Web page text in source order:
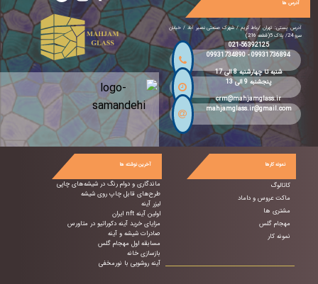
آخرین نوشته ها
ماندگاری و دوام رنگ در شیشه‌های چاپی
طرح‌های قابل چاپ روی شیشه
لیزر آینه
اولین آینه nft ایران
مزایای خرید آینه دکوراتیو در متاورس
صادرات شیشه و آینه
مسابقه اول مهجام گلس
بازسازی خانه
آینه روشویی با نورمخفی
نمونه کارها
کاتالوگ
ماکت عروس و داماد
مشتری ها
مهجام گلس
نمونه کار
آدرس ها
آدرس پستی: تهران /رباط کریم / شهرک صنعتی نصیر آباد / خیابان
سرو 24/ پلاک 5(قطعه 216)
021-56392125
09931736894
-
09931734890
شنبه تا چهارشنبه 8 الی 17
پنجشنبه 9 الی 13
crm@mahjamglass.ir
mahjamglass.ir@gmail.com